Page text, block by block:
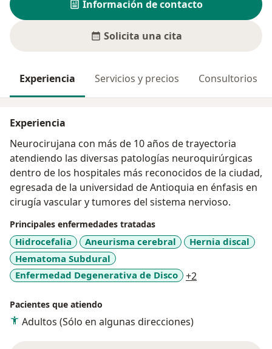
Información de contacto
Solicita una cita
Experiencia Servicios y precios Consultorios
Experiencia
Neurocirujana con más de 10 años de trayectoria
atendiendo las diversas patologías neuroquirúrgicas
dentro de los hospitales más reconocidos de la ciudad,
egresada de la universidad de Antioquia en énfasis en
cirugía vascular y tumores del sistema nervioso.
Principales enfermedades tratadas
Hidrocefalia Aneurisma cerebral
Hernia discal
Hematoma Subdural
Enfermedad Degenerativa de Disco
+2
Pacientes que atiendo
Adultos (Sólo en algunas direcciones)